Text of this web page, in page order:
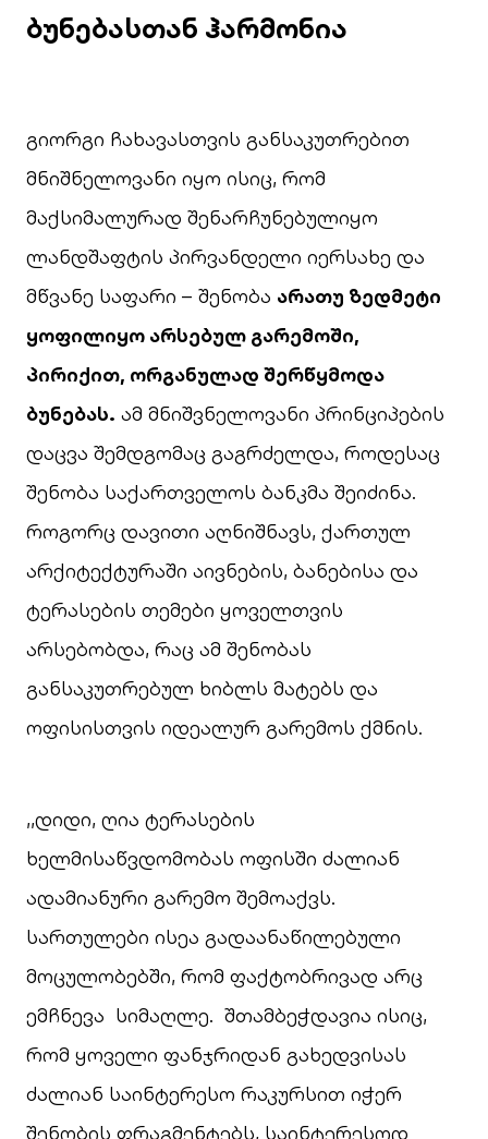
ბუნებასთან ჰარმონია
გიორგი ჩახავასთვის განსაკუთრებით
მნიშნელოვანი იყო ისიც, რომ
მაქსიმალურად შენარჩუნებულიყო
ლანდშაფტის პირვანდელი იერსახე და
მწვანე საფარი – შენობა არათუ ზედმეტი
ყოფილიყო არსებულ გარემოში,
პირიქით, ორგანულად შერწყმოდა
ბუნებას. ამ მნიშვნელოვანი პრინციპების
დაცვა შემდგომაც გაგრძელდა, როდესაც
შენობა საქართველოს ბანკმა შეიძინა.
როგორც დავითი აღნიშნავს, ქართულ
არქიტექტურაში აივნების, ბანებისა და
ტერასების თემები ყოველთვის
არსებობდა, რაც ამ შენობას
განსაკუთრებულ ხიბლს მატებს და
ოფისისთვის იდეალურ გარემოს ქმნის.
,,დიდი, ღია ტერასების
ხელმისაწვდომობას ოფისში ძალიან
ადამიანური გარემო შემოაქვს.
სართულები ისეა გადაანაწილებული
მოცულობებში, რომ ფაქტობრივად არც
ემჩნევა სიმაღლე. შთამბეჭდავია ისიც,
რომ ყოველი ფანჯრიდან გახედვისას
ძალიან საინტერესო რაკურსით იჭერ
შენობის ფრაგმენტებს, საინტერესოდ